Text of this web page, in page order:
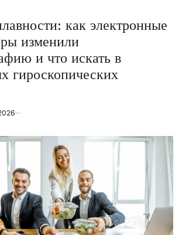
как электронные
изменили
и что искать в
гироскопических